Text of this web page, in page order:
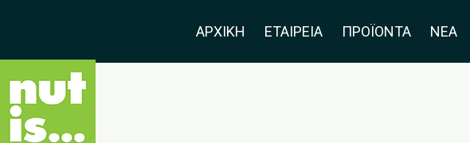
ΑΡΧΙΚΗ ΕΤΑΙΡΕΙΑ ΠΡΟΪΟΝΤΑ ΝΕΑ